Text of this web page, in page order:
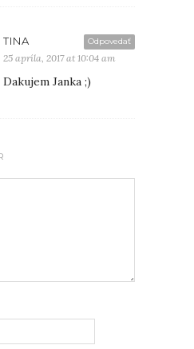
Odpovedať
TINA
25 apríla, 2017 at 10:04 am
Dakujem Janka ;)